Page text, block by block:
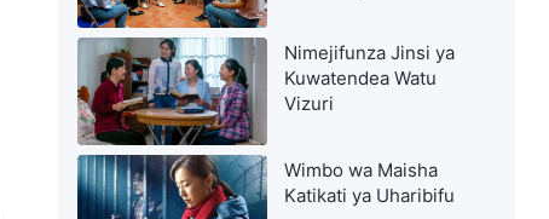
Nimejifunza Jinsi ya
Kuwatendea Watu
Vizuri
Wimbo wa Maisha
Katikati ya Uharibifu